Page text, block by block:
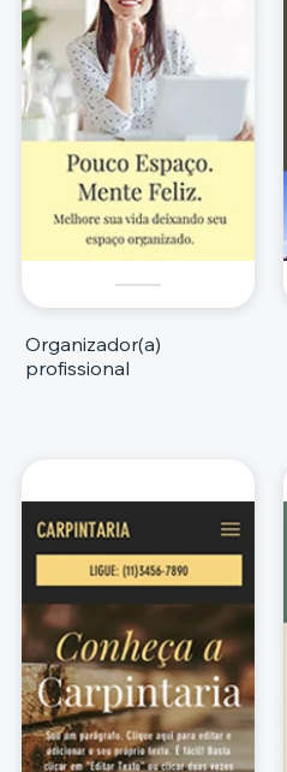
Organizador(a)
profissional